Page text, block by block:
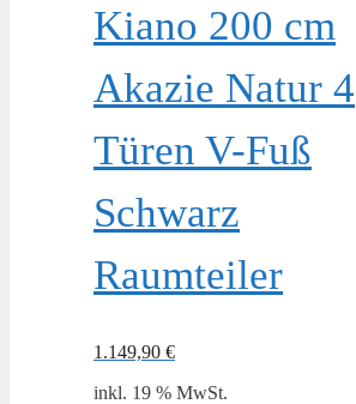
Kiano 200 cm
Akazie Natur 4
Türen V-Fuß
Schwarz
Raumteiler
1.149,90 €
inkl. 19 % MwSt.